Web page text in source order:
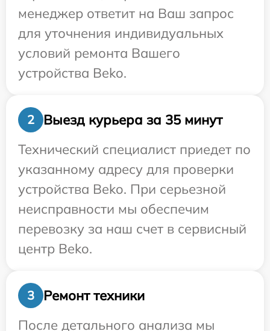
менеджер ответит на Ваш запрос
для уточнения индивидуальных
условий ремонта Вашего
устройства Beko.
2
Выезд курьера за 35 минут
Технический специалист приедет по
указанному адресу для проверки
устройства Beko. При серьезной
неисправности мы обеспечим
перевозку за наш счет в сервисный
центр Beko.
3
Ремонт техники
После детального анализа мы